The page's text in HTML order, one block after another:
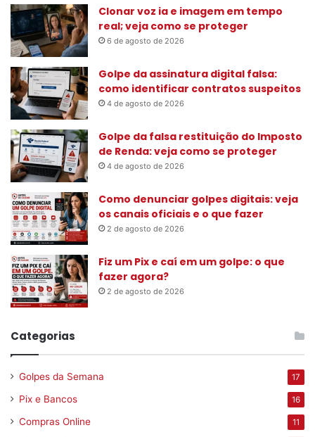
s
a
o
r
Clonar voz ia e imagem em tempo
real; veja como se proteger
6 de agosto de 2026
Golpe da assinatura digital falsa:
como identificar contratos suspeitos
4 de agosto de 2026
Golpe da falsa restituição do Imposto
de Renda: veja como se proteger
4 de agosto de 2026
Como denunciar golpes digitais: veja
os canais oficiais e o que fazer
2 de agosto de 2026
Fiz um Pix e caí em um golpe: o que
fazer agora?
2 de agosto de 2026
Categorias
Golpes da Semana 17
Pix e Bancos 16
Compras Online 11